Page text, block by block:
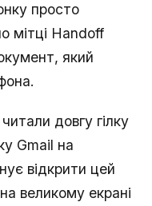
просто
мітці Handoff
який
довгу гілку
Gmail на
відкрити цей
великому екрані